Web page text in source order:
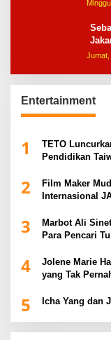
Jumat,
Entertainment
1
TETO
Pendidikan
2
Film Maker
Internasional
3
Marbot Ali
Para Pencari Tuhan dalam Anugerah Syiar
4
Jolene Marie
yang Tak
5 Icha Yang dan